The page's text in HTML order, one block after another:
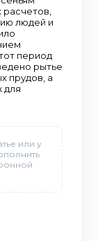
людей и
период
рытье
прудов, а
для
или у